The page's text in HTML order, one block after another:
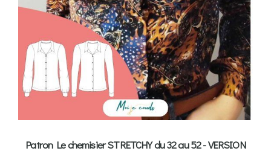
Patron Le chemisier STRETCHY du 32 au 52 - VERSION